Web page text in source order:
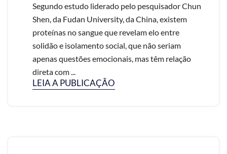
Segundo estudo liderado pelo pesquisador Chun
Shen, da Fudan University, da China, existem
proteínas no sangue que revelam elo entre
solidão e isolamento social, que não seriam
apenas questões emocionais, mas têm relação
direta com ...
LEIA A PUBLICAÇÃO